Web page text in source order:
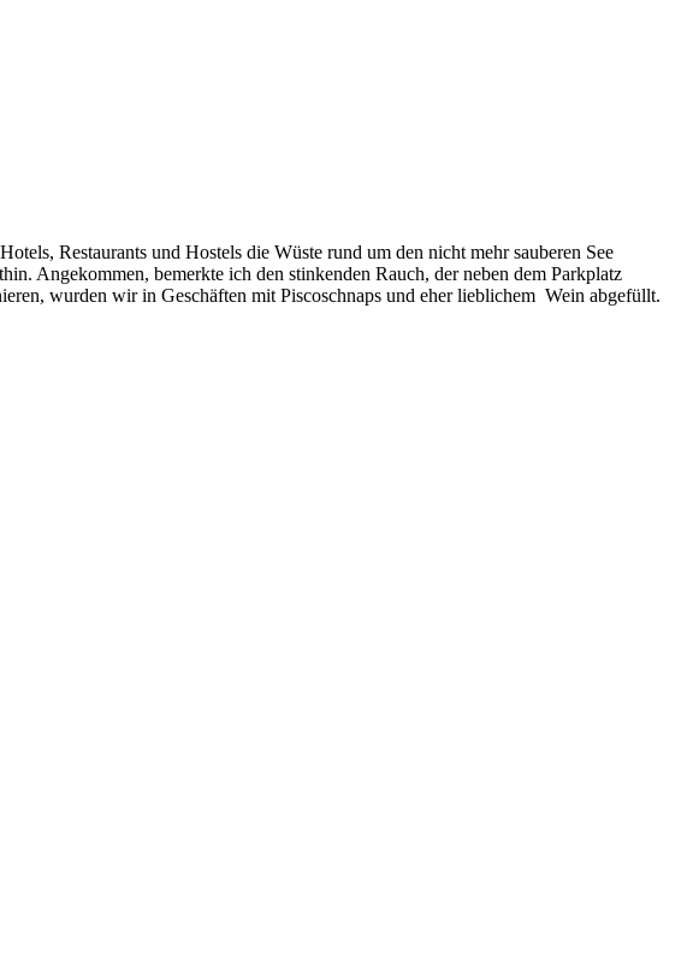
Restaurants und Hostels die Wüste rund um den nicht mehr sauberen See
Angekommen, bemerkte ich den stinkenden Rauch, der neben dem Parkplatz
wurden wir in Geschäften mit Piscoschnaps und eher lieblichem Wein abgefüllt.